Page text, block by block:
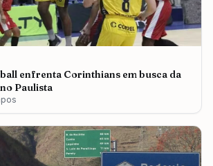
enfrenta Corinthians em busca da
Paulista